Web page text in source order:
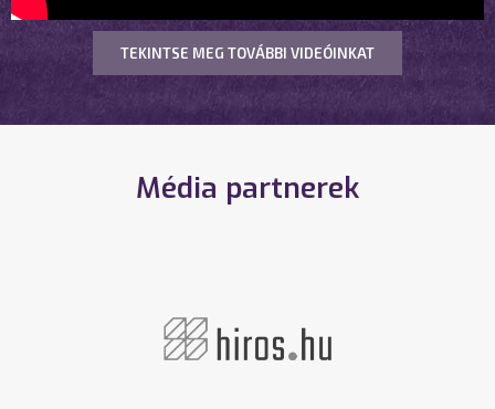
TEKINTSE MEG TOVÁBBI VIDEÓINKAT
Média partnerek